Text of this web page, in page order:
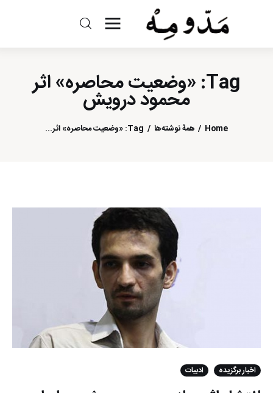
Tag: «وضعیت محاصره» اثر
محمود درویش
Home همهٔ نوشته‌ها Tag: «وضعیت محاصره» اثر...
مد و مه
ادبیات
درباره ما
اخبار برگزیده ادبیات